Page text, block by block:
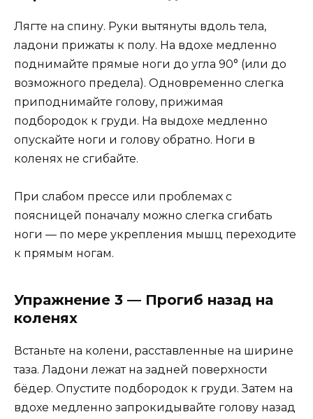
Лягте на спину. Руки вытянуты вдоль тела,
ладони прижаты к полу. На вдохе медленно
поднимайте прямые ноги до угла 90° (или до
возможного предела). Одновременно слегка
приподнимайте голову, прижимая
подбородок к груди. На выдохе медленно
опускайте ноги и голову обратно. Ноги в
коленях не сгибайте.
При слабом прессе или проблемах с
поясницей поначалу можно слегка сгибать
ноги — по мере укрепления мышц переходите
к прямым ногам.
Упражнение 3 — Прогиб назад на
коленях
Встаньте на колени, расставленные на ширине
таза. Ладони лежат на задней поверхности
бёдер. Опустите подбородок к груди. Затем на
вдохе медленно запрокидывайте голову назад